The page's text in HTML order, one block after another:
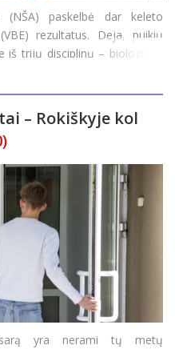
(NŠA) paskelbė dar keleto
rezultatus. Deja, puikių
trijų disciplinų – biologijos,
– maksimalaus (100)
– Rokiškyje kol
yra nerami tų metų